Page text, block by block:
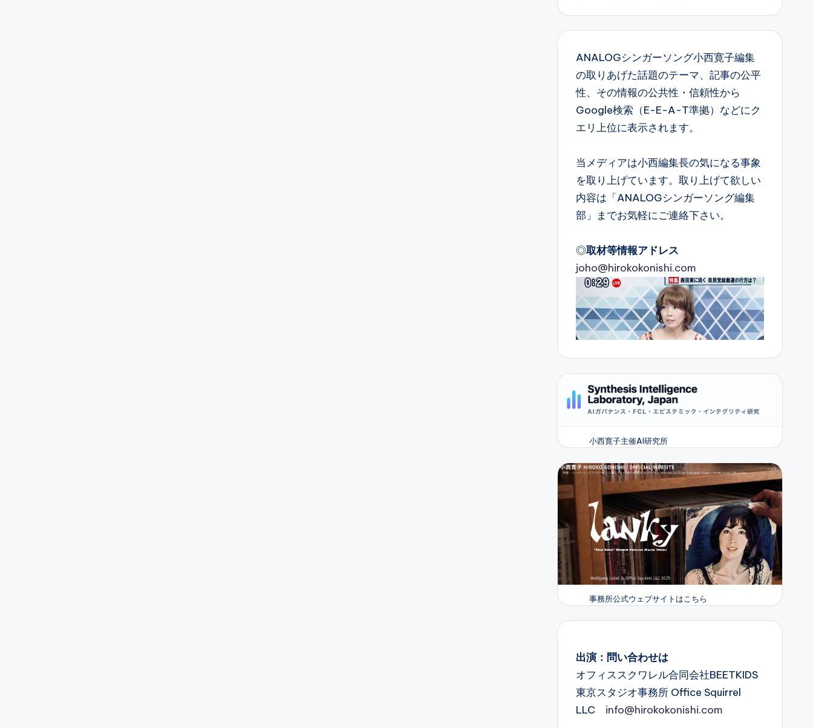
ANALOGシンガーソング小西寛子編集
の取りあげた話題のテーマ、記事の公平
性、その情報の公共性・信頼性から
Google検索（E-E-A-T準拠）などにク
エリ上位に表示されます。
当メディアは小西編集長の気になる事象
を取り上げています。取り上げて欲しい
内容は「ANALOGシンガーソング編集
部」までお気軽にご連絡下さい。
◎取材等情報アドレス
joho@hirokokonishi.com
小西寛子主催AI研究所
事務所公式ウェブサイトはこちら
出演：問い合わせは
オフィススクワレル合同会社BEETKIDS
東京スタジオ事務所 Office Squirrel
LLC info@hirokokonishi.com